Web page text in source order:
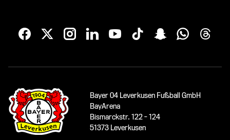
Bayer 04 Leverkusen Fußball GmbH
BayArena
Bismarckstr. 122 - 124
51373 Leverkusen